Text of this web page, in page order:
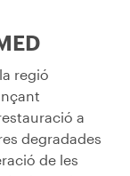
regió
a
degradades
de les